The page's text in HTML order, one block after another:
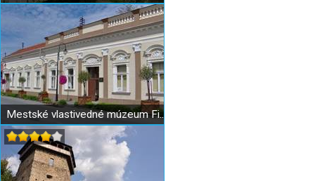
Mestské vlastivedné múzeum Fiľakovo